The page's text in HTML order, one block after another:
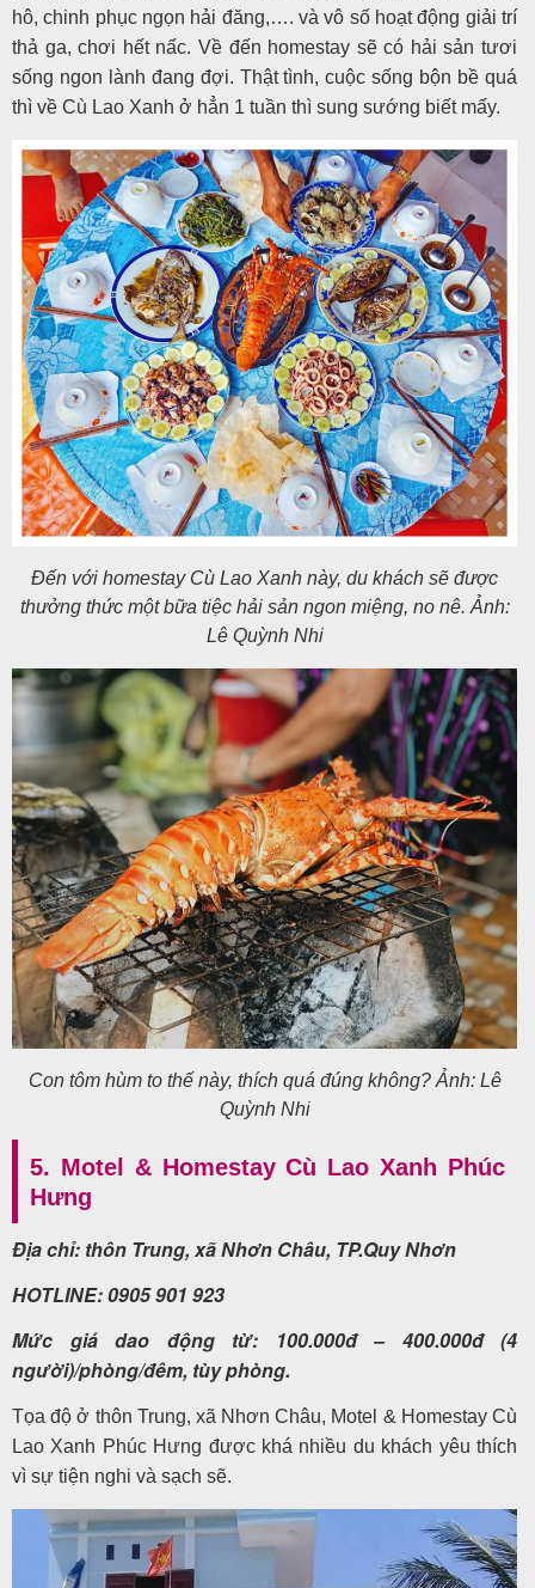
hô, chinh phục ngọn hải đăng,…. và vô số hoạt động giải trí
thả ga, chơi hết nấc. Về đến homestay sẽ có hải sản tươi
sống ngon lành đang đợi. Thật tình, cuộc sống bộn bề quá
thì về Cù Lao Xanh ở hẳn 1 tuần thì sung sướng biết mấy.
Đến với homestay Cù Lao Xanh này, du khách sẽ được
thưởng thức một bữa tiệc hải sản ngon miệng, no nê. Ảnh:
Lê Quỳnh Nhi
Con tôm hùm to thế này, thích quá đúng không? Ảnh: Lê
Quỳnh Nhi
5. Motel & Homestay Cù Lao Xanh Phúc
Hưng
Địa chỉ: thôn Trung, xã Nhơn Châu, TP.Quy Nhơn
HOTLINE: 0905 901 923
Mức giá dao động từ: 100.000đ – 400.000đ (4
người)/phòng/đêm, tùy phòng.
Tọa độ ở thôn Trung, xã Nhơn Châu, Motel & Homestay Cù
Lao Xanh Phúc Hưng được khá nhiều du khách yêu thích
vì sự tiện nghi và sạch sẽ.